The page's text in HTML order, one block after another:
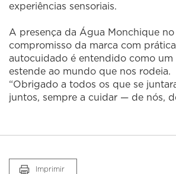
experiências sensoriais.
A presença da Água Monchique
compromisso da marca com
autocuidado é entendido como
estende ao mundo que nos rodeia.
“Obrigado a todos os que se
juntos, sempre a cuidar — de nós,
Imprimir